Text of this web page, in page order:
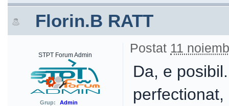
Florin.B RATT
STPT Forum Admin
Grup:
Admin
Postat 11
Da, e